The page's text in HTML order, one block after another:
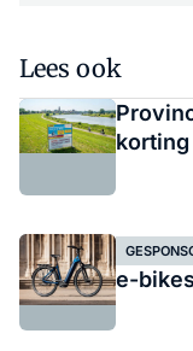
Lees ook
e-